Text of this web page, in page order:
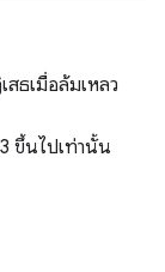
ธเมื่อล้มเหลว
ขึ้นไปเท่านั้น